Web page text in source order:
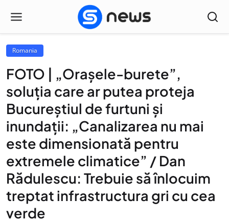
Romania
FOTO | „Orașele-burete”,
soluția care ar putea proteja
Bucureștiul de furtuni și
inundații: „Canalizarea nu mai
este dimensionată pentru
extremele climatice” / Dan
Rădulescu: Trebuie să înlocuim
treptat infrastructura gri cu cea
verde